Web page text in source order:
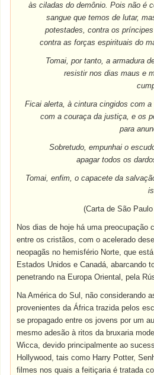
às ciladas do demônio. Pois não é
sangue que temos de lutar,
potestades, contra os
contra as forças espirituais do
Tomai, por tanto, a armadura
resistir nos dias maus e
Ficai alerta, à cintura cingidos com
com a couraça da justiça, e os
para
Sobretudo, empunhai o
apagar todos os
Tomai, enfim, o capacete da
(Carta de São
Nos dias de hoje há uma preocupação
entre os cristãos, com o acelerado
neopagãs no hemisfério Norte, que
Estados Unidos e Canadá, abarcando
penetrando na Europa Oriental, pela
Na América do Sul, não considerando
provenientes da África trazida pelos
se propagado entre os jovens por um
mesmo adesão à ritos da bruxaria
Wicca, devido principalmente ao
Hollywood, tais como Harry Potter,
filmes nos quais a feitiçaria é tratada